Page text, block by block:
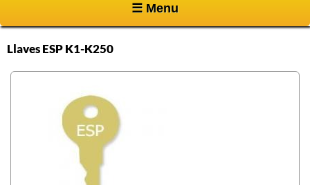
☰ Menu
Llaves ESP K1-K250